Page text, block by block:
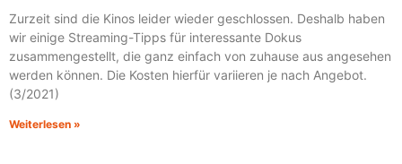
Zurzeit sind die Kinos leider wieder geschlossen. Deshalb haben
wir einige Streaming-Tipps für interessante Dokus
zusammengestellt, die ganz einfach von zuhause aus angesehen
werden können. Die Kosten hierfür variieren je nach Angebot.
(3/2021)
Weiterlesen »